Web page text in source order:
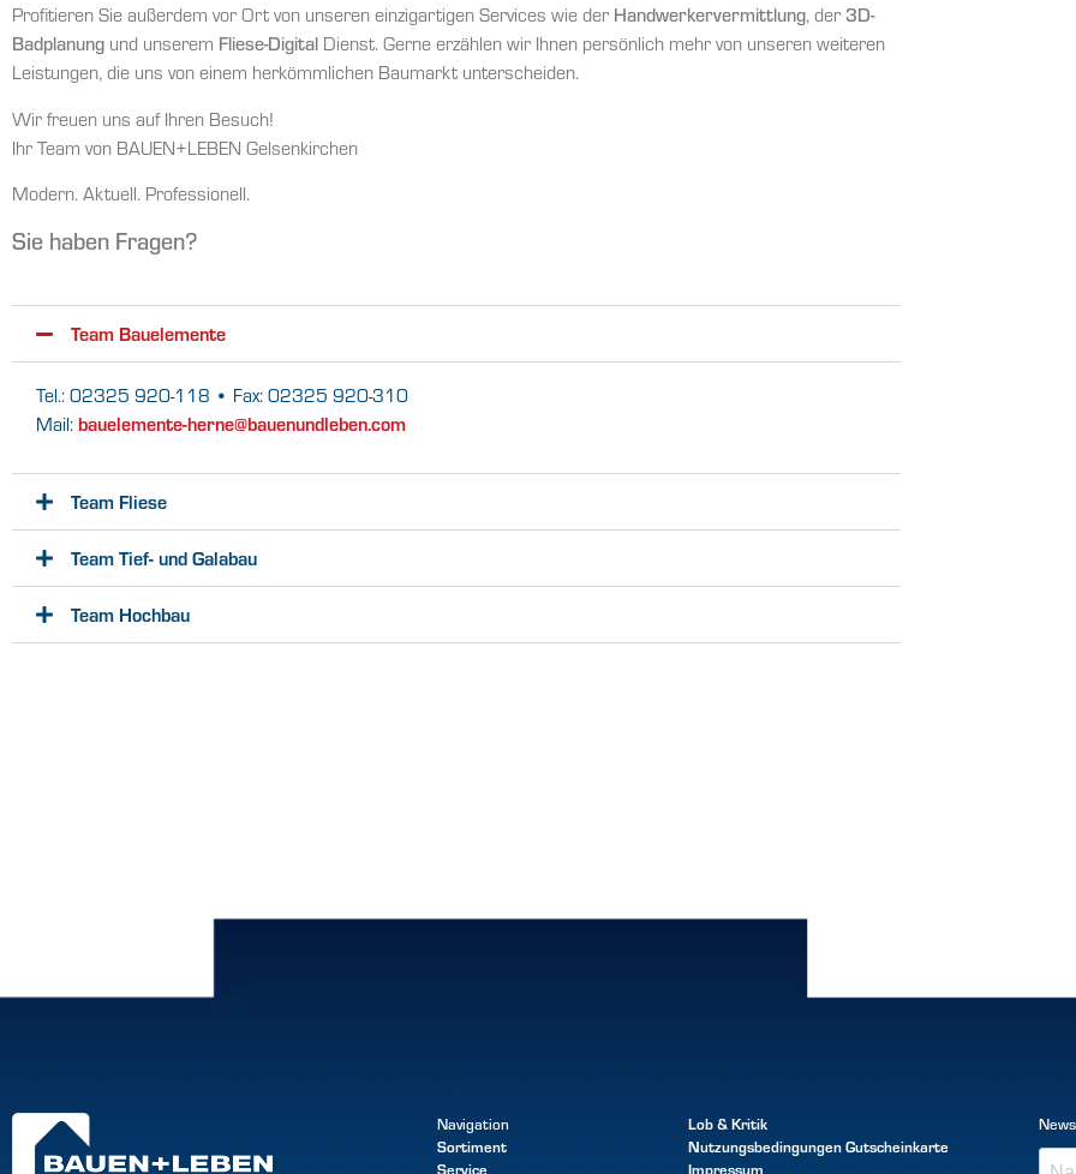
Profitieren Sie außerdem vor Ort von unseren einzigartigen Services wie der Handwerkervermittlung, der 3D-
Badplanung und unserem Fliese-Digital Dienst. Gerne erzählen wir Ihnen persönlich mehr von unseren weiteren
Leistungen, die uns von einem herkömmlichen Baumarkt unterscheiden.
Wir freuen uns auf Ihren Besuch!
Ihr Team von BAUEN+LEBEN Gelsenkirchen
Modern. Aktuell. Professionell.
Sie haben Fragen?
Team Bauelemente
Tel.: 02325 920-118 • Fax: 02325 920-310
Mail: bauelemente-herne@bauenundleben.com
Team Fliese
Team Tief- und Galabau
Team Hochbau
Navigation
Sortiment
Service
Lob & Kritik
NutzungsbedingungenGutscheinkarte
Impressum